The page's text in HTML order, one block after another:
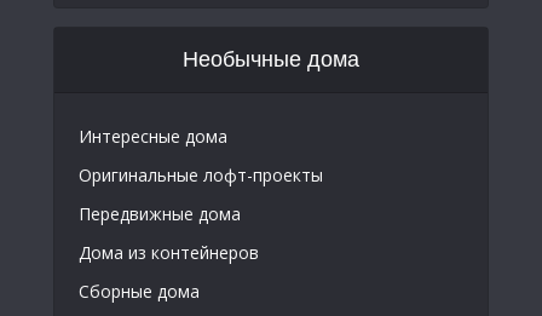
Необычные дома
Интересные дома
Оригинальные лофт-проекты
Передвижные дома
Дома из контейнеров
Сборные дома